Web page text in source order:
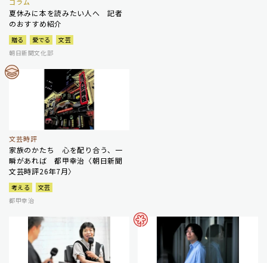
コラム
夏休みに本を読みたい人へ 記者
のおすすめ紹介
贈る 愛でる
文芸
朝日新聞文化部
文芸時評
家族のかたち 心を配り合う、一
瞬があれば 都甲幸治〈朝日新聞
文芸時評26年7月〉
考える
文芸
都甲幸治